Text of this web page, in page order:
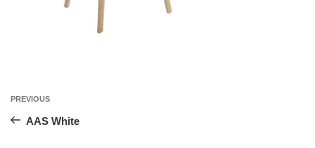
投
稿
Previous
PREVIOUS
AAS White